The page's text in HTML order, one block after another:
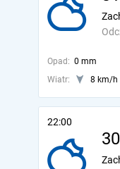
Opad: 0 mm
Wiatr:
8 km/h
22:00